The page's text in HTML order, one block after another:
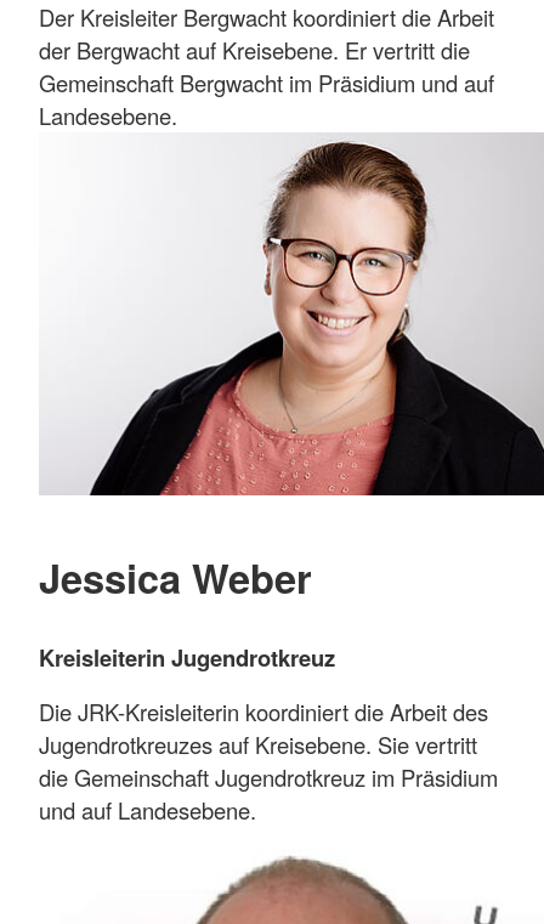
Der Kreisleiter Bergwacht koordiniert die Arbeit
der Bergwacht auf Kreisebene. Er vertritt die
Gemeinschaft Bergwacht im Präsidium und auf
Landesebene.
Jessica Weber
Kreisleiterin Jugendrotkreuz
Die JRK-Kreisleiterin koordiniert die Arbeit des
Jugendrotkreuzes auf Kreisebene. Sie vertritt
die Gemeinschaft Jugendrotkreuz im Präsidium
und auf Landesebene.